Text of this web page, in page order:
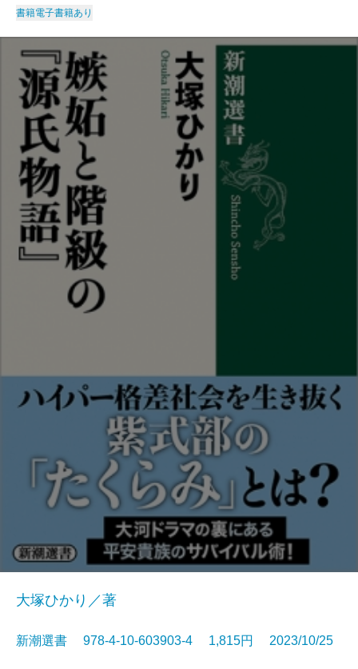
書籍電子書籍あり
大塚ひかり／著
新潮選書 978-4-10-603903-4 1,815円 2023/10/25